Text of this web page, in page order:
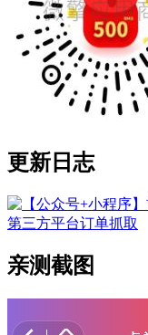
更新日志
亲测截图